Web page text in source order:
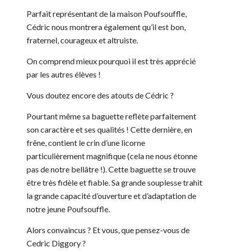
Parfait représentant de la maison Poufsouffle,
Cédric nous montrera également qu’il est bon,
fraternel, courageux et altruiste.
On comprend mieux pourquoi il est très apprécié
par les autres élèves !
Vous doutez encore des atouts de Cédric ?
Pourtant même sa baguette reflète parfaitement
son caractère et ses qualités ! Cette dernière, en
frêne, contient le crin d’une licorne
particulièrement magnifique (cela ne nous étonne
pas de notre bellâtre !). Cette baguette se trouve
être très fidèle et fiable. Sa grande souplesse trahit
la grande capacité d’ouverture et d’adaptation de
notre jeune Poufsouffle.
Alors convaincus ? Et vous, que pensez-vous de
Cedric Diggory ?